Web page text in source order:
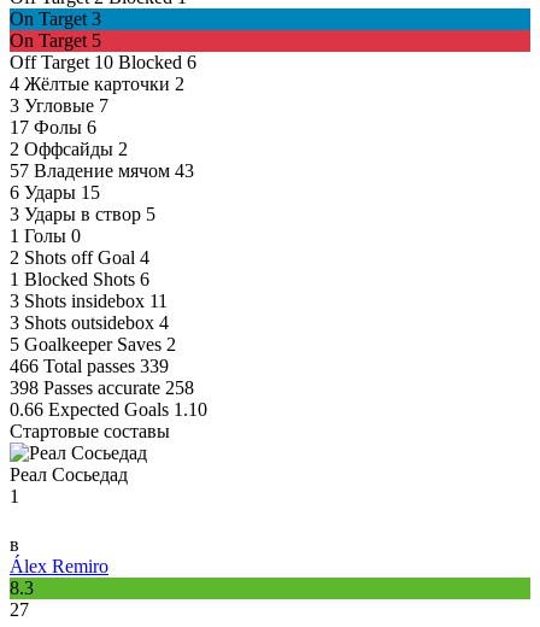
On Target 3
On Target 5
Off Target 10 Blocked 6
4 Жёлтые карточки 2
3 Угловые 7
17 Фолы 6
2 Оффсайды 2
57 Владение мячом 43
6 Удары 15
3 Удары в створ 5
1 Голы 0
2 Shots off Goal 4
1 Blocked Shots 6
3 Shots insidebox 11
3 Shots outsidebox 4
5 Goalkeeper Saves 2
466 Total passes 339
398 Passes accurate 258
0.66 Expected Goals 1.10
Стартовые составы
Реал Сосьедад
1
в
Álex Remiro
8.3
27